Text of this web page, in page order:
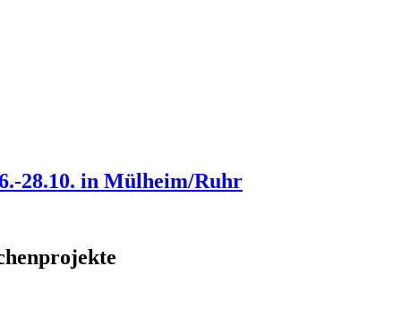
28.10. in Mülheim/Ruhr